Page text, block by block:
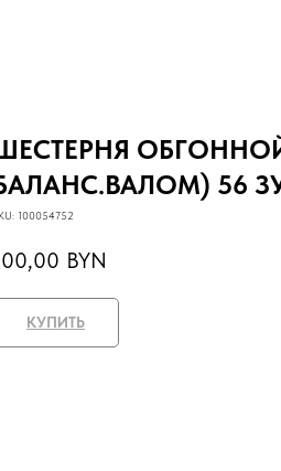
ОБГОННОЙ
56
100054752
BYN
КУПИТЬ